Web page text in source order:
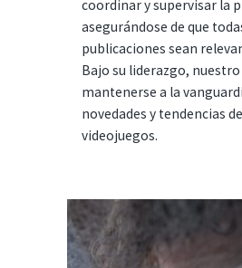
coordinar y supervisar la
asegurándose de que
publicaciones sean
Bajo su liderazgo,
mantenerse a la
novedades y tendencias
videojuegos.